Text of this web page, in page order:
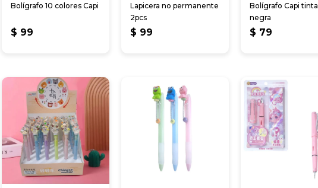
Bolígrafo 10 colores Capi
$ 99
Lapicera no permanente
2pcs
$ 99
Bolígrafo Capi tinta
negra
$ 79